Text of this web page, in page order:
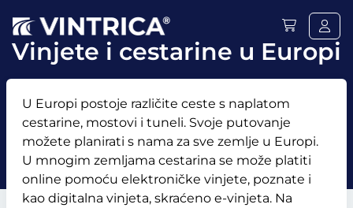
Vinjete i cestarine u Europi
U Europi postoje različite ceste s naplatom
cestarine, mostovi i tuneli. Svoje putovanje
možete planirati s nama za sve zemlje u Europi.
U mnogim zemljama cestarina se može platiti
online pomoću elektroničke vinjete, poznate i
kao digitalna vinjeta, skraćeno e-vinjeta. Na